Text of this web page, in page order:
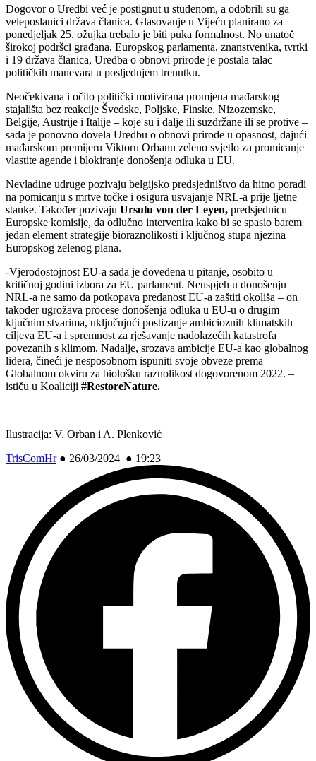
Dogovor o Uredbi već je postignut u studenom, a odobrili su ga
veleposlanici država članica. Glasovanje u Vijeću planirano za
ponedjeljak 25. ožujka trebalo je biti puka formalnost. No unatoč
širokoj podršci građana, Europskog parlamenta, znanstvenika, tvrtki
i 19 država članica, Uredba o obnovi prirode je postala talac
političkih manevara u posljednjem trenutku.
Neočekivana i očito politički motivirana promjena mađarskog
stajališta bez reakcije Švedske, Poljske, Finske, Nizozemske,
Belgije, Austrije i Italije – koje su i dalje ili suzdržane ili se protive –
sada je ponovno dovela Uredbu o obnovi prirode u opasnost, dajući
mađarskom premijeru Viktoru Orbanu zeleno svjetlo za promicanje
vlastite agende i blokiranje donošenja odluka u EU.
Nevladine udruge pozivaju belgijsko predsjedništvo da hitno poradi
na pomicanju s mrtve točke i osigura usvajanje NRL-a prije ljetne
stanke. Također pozivaju Ursulu von der Leyen, predsjednicu
Europske komisije, da odlučno intervenira kako bi se spasio barem
jedan element strategije bioraznolikosti i ključnog stupa njezina
Europskog zelenog plana.
-Vjerodostojnost EU-a sada je dovedena u pitanje, osobito u
kritičnoj godini izbora za EU parlament. Neuspjeh u donošenju
NRL-a ne samo da potkopava predanost EU-a zaštiti okoliša – on
također ugrožava procese donošenja odluka u EU-u o drugim
ključnim stvarima, uključujući postizanje ambicioznih klimatskih
ciljeva EU-a i spremnost za rješavanje nadolazećih katastrofa
povezanih s klimom. Nadalje, srozava ambicije EU-a kao globalnog
lidera, čineći je nesposobnom ispuniti svoje obveze prema
Globalnom okviru za biološku raznolikost dogovorenom 2022. –
ističu u Koaliciji #RestoreNature.
Ilustracija: V. Orban i A. Plenković
TrisComHr● 26/03/2024 ● 19:23